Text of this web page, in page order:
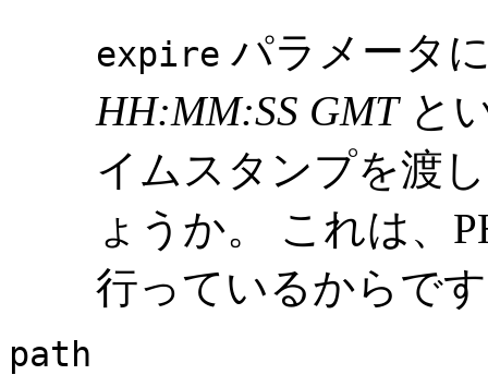
expire パラメータ
HH:MM:SS GMTと
イムスタンプを渡
ょうか。 これは、
行っているからで
path